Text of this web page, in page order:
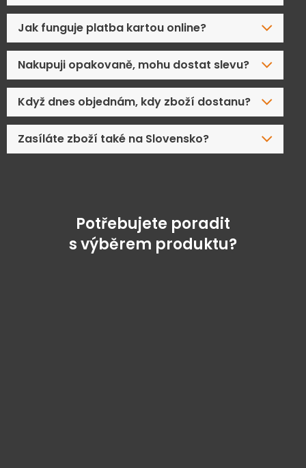
Jak funguje platba kartou online?
Nakupuji opakovaně, mohu dostat slevu?
Když dnes objednám, kdy zboží dostanu?
Zasíláte zboží také na Slovensko?
Potřebujete poradit
s výběrem produktu?